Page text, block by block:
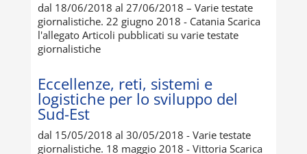
dal 18/06/2018 al 27/06/2018 – Varie testate
giornalistiche. 22 giugno 2018 - Catania Scarica
l'allegato Articoli pubblicati su varie testate
giornalistiche
Eccellenze, reti, sistemi e
logistiche per lo sviluppo del
Sud-Est
dal 15/05/2018 al 30/05/2018 - Varie testate
giornalistiche. 18 maggio 2018 - Vittoria Scarica